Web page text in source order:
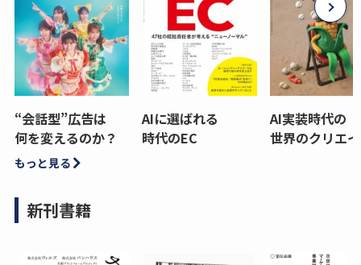
“会話型”広告は
何を変えるのか？
AIに選ばれる
時代のEC
AI実装時代の
世界のクリエ
もっと見る
新刊書籍